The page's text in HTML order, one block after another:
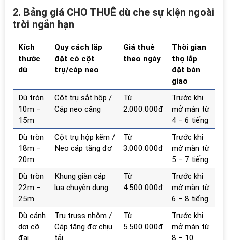
2. Bảng giá CHO THUÊ dù che sự kiện ngoài
trời ngắn hạn
Kích
thước
dù
Quy cách lắp
đặt có cột
trụ/cáp neo
Giá thuê
theo ngày
Thời gian
thợ lắp
đặt bàn
giao
Dù tròn
10m –
15m
Cột trụ sắt hộp /
Cáp neo căng
Từ
2.000.000đ
Trước khi
mở màn từ
4 – 6 tiếng
Dù tròn
18m –
20m
Cột trụ hộp kẽm /
Neo cáp tăng đơ
Từ
3.000.000đ
Trước khi
mở màn từ
5 – 7 tiếng
Dù tròn
22m –
25m
Khung giàn cáp
lụa chuyên dụng
Từ
4.500.000đ
Trước khi
mở màn từ
6 – 8 tiếng
Dù cánh
dơi cỡ
đại
Trụ truss nhôm /
Cáp tăng đơ chịu
tải
Từ
5.500.000đ
Trước khi
mở màn từ
8 – 10